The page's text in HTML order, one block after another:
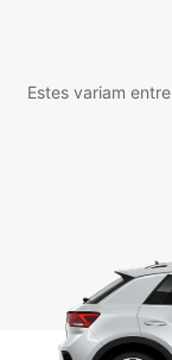
Estes variam